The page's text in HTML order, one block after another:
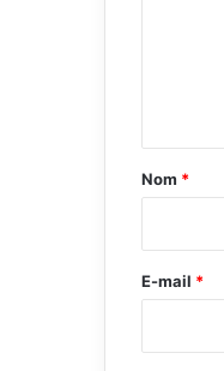
a
e
Nom *
E-mail *